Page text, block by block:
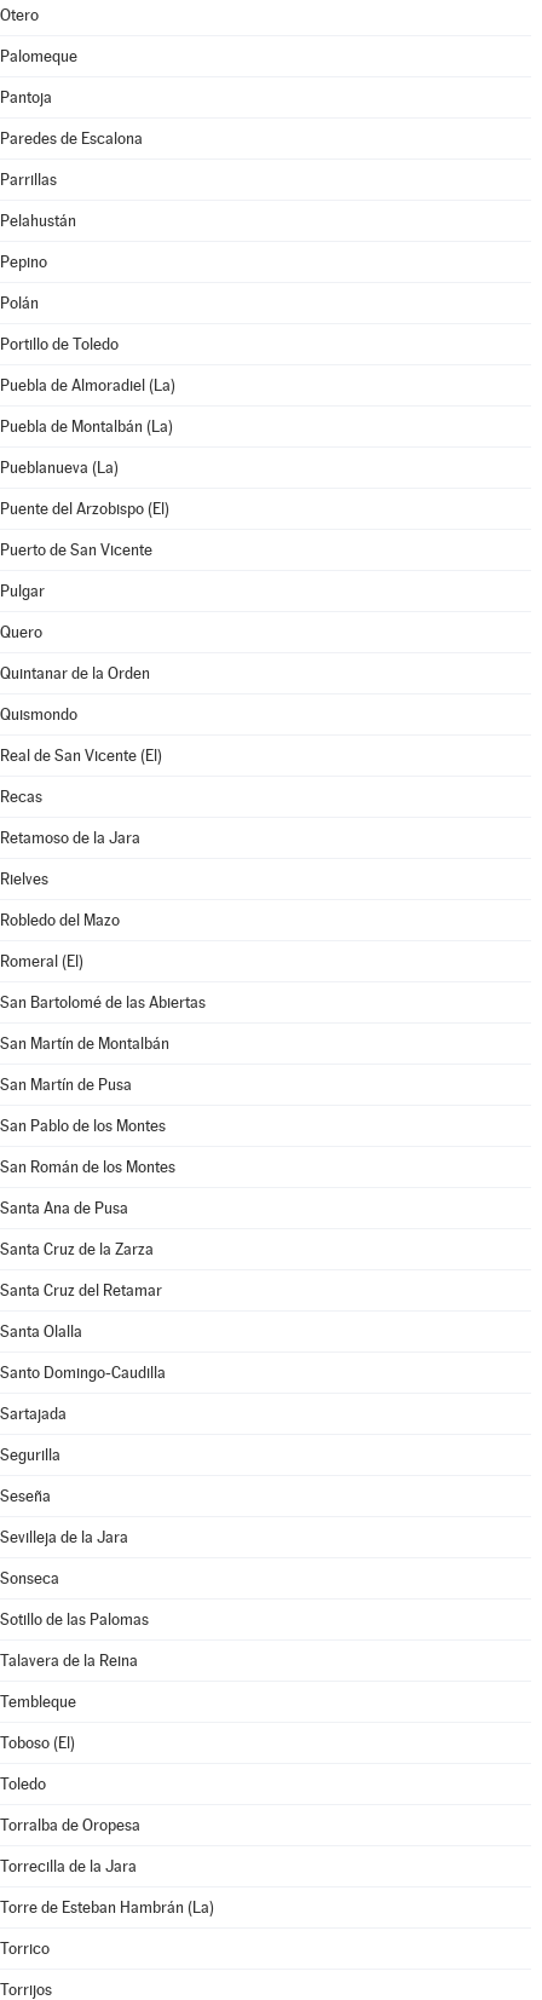
Otero
Palomeque
Pantoja
Paredes de Escalona
Parrillas
Pelahustán
Pepino
Polán
Portillo de Toledo
Puebla de Almoradiel (La)
Puebla de Montalbán (La)
Pueblanueva (La)
Puente del Arzobispo (El)
Puerto de San Vicente
Pulgar
Quero
Quintanar de la Orden
Quismondo
Real de San Vicente (El)
Recas
Retamoso de la Jara
Rielves
Robledo del Mazo
Romeral (El)
San Bartolomé de las Abiertas
San Martín de Montalbán
San Martín de Pusa
San Pablo de los Montes
San Román de los Montes
Santa Ana de Pusa
Santa Cruz de la Zarza
Santa Cruz del Retamar
Santa Olalla
Santo Domingo-Caudilla
Sartajada
Segurilla
Seseña
Sevilleja de la Jara
Sonseca
Sotillo de las Palomas
Talavera de la Reina
Tembleque
Toboso (El)
Toledo
Torralba de Oropesa
Torrecilla de la Jara
Torre de Esteban Hambrán (La)
Torrico
Torrijos